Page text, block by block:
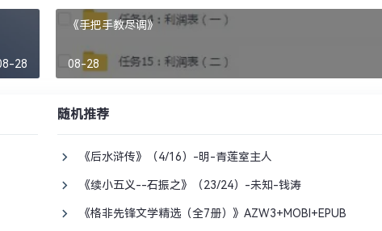
28
《手把手教尽调》
08-28
随机推荐
《后水浒传》（4/16）-明-青莲室主人
《续小五义--石振之》（23/24）-未知-钱涛
《格非先锋文学精选（全7册）》AZW3+MOBI+EPUB